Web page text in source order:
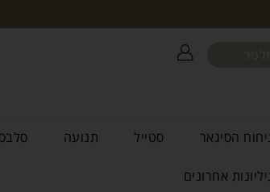
הסיגאר סטייל תנועה סלבס
אחרונים